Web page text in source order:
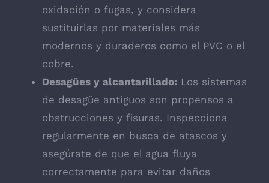
oxidación o fugas, y considera
sustituirlas por materiales más
modernos y duraderos como el PVC o el
cobre.
Desagües y alcantarillado: Los sistemas
de desagüe antiguos son propensos a
obstrucciones y fisuras. Inspecciona
regularmente en busca de atascos y
asegúrate de que el agua fluya
correctamente para evitar daños